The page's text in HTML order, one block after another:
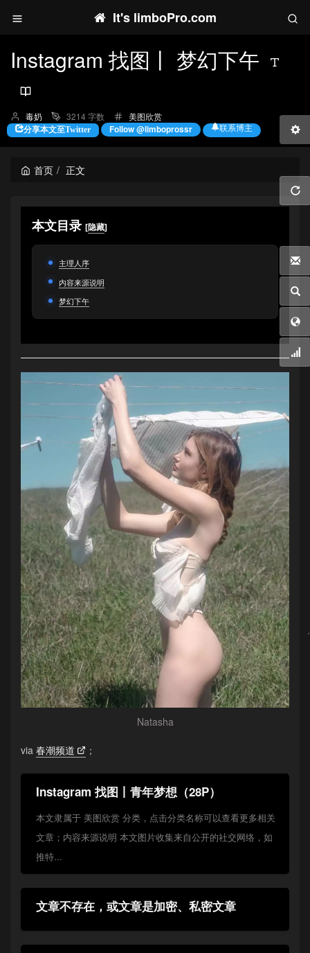
It's limboPro.com
Instagram 找图丨 梦幻下午
博
主：
毒奶 3214 字数
分
类：
美图欣赏
分享本文至Twitter Follow @limboprossr 联系博主
首页 正文
本文目录 [隐藏]
主理人序
内容来源说明
梦幻下午
Natasha
via 春潮频道 ；
Instagram 找图丨青年梦想（28P）
本文隶属于 美图欣赏 分类，点击分类名称可以查看更多相关
文章；内容来源说明 本文图片收集来自公开的社交网络，如
推特...
文章不存在，或文章是加密、私密文章